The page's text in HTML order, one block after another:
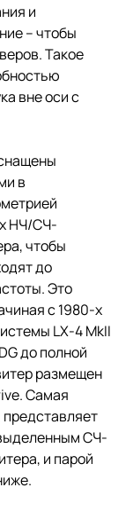
и
– чтобы
Такое
вне оси с
в
НЧ/СЧ-
чтобы
до
Это
с 1980-х
LX-4 MkII
до полной
размещен
Самая
представляет
СЧ-
и парой